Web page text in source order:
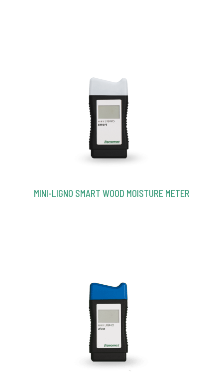
MINI-LIGNO SMART WOOD MOISTURE METER